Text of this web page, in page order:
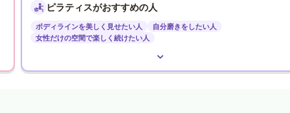
ピラティスがおすすめの人
ボディラインを美しく見せたい人
自分磨きをしたい人
女性だけの空間で楽しく続けたい人